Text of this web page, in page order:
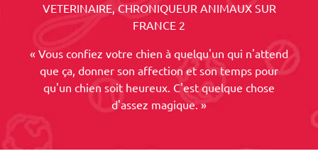
VETERINAIRE, CHRONIQUEUR ANIMAUX SUR
FRANCE 2
« Vous confiez votre chien à quelqu'un qui n'attend
que ça, donner son affection et son temps pour
qu'un chien soit heureux. C'est quelque chose
d'assez magique. »